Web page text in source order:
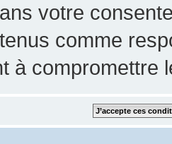
votre
comme
à compromettre